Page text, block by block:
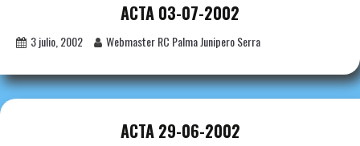
ACTA 03-07-2002
3 julio, 2002 Webmaster RC Palma Junipero Serra
ACTA 29-06-2002